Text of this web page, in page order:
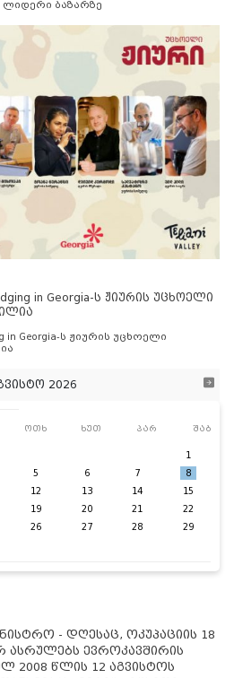
ბაზარზე
in Georgia-ს ჟიურის უცხოელი
in Georgia-ს ჟიურის უცხოელი
2026
ოთხ ხუთ პარ შაბ
1
5 6 7
8
12 13 14
15
19 20 21
22
26 27 28
29
- დღესაც, ოკუპაციის 18
ასრულებს ევროკავშირის
2008 წლის 12 აგვისტოს